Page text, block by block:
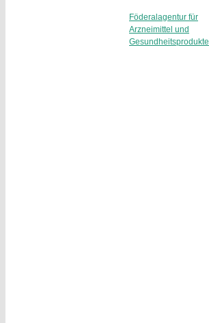
Föderalagentur für
Arzneimittel und
Gesundheitsprodukte